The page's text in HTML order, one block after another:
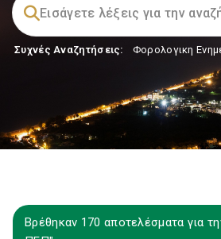
Συχνές Αναζητήσεις: Φορολογικη
Βρέθηκαν 170 αποτελέσματα για